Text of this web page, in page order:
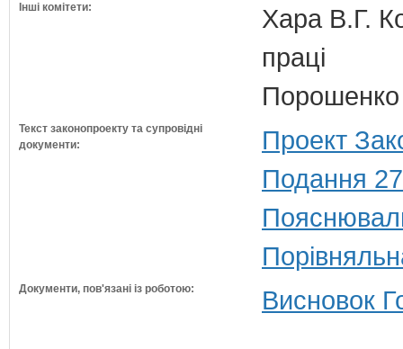
Інші комітети:
Хара В.Г.
праці
Порошенко
Текст законопроекту та супровідні
документи:
Проект
Подання
Документи, пов'язані із роботою: Висновок